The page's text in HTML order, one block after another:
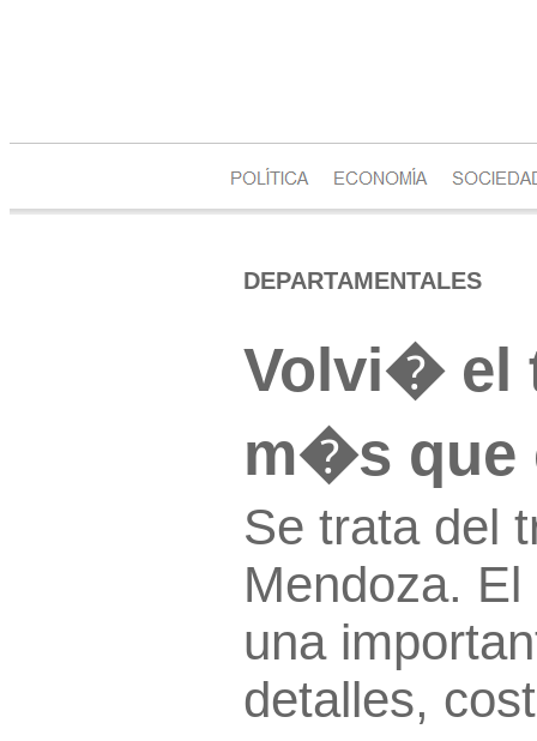
DEPARTAMENTALES
Volvi� el
m�s que
Se trata del
Mendoza.
una
detalles,